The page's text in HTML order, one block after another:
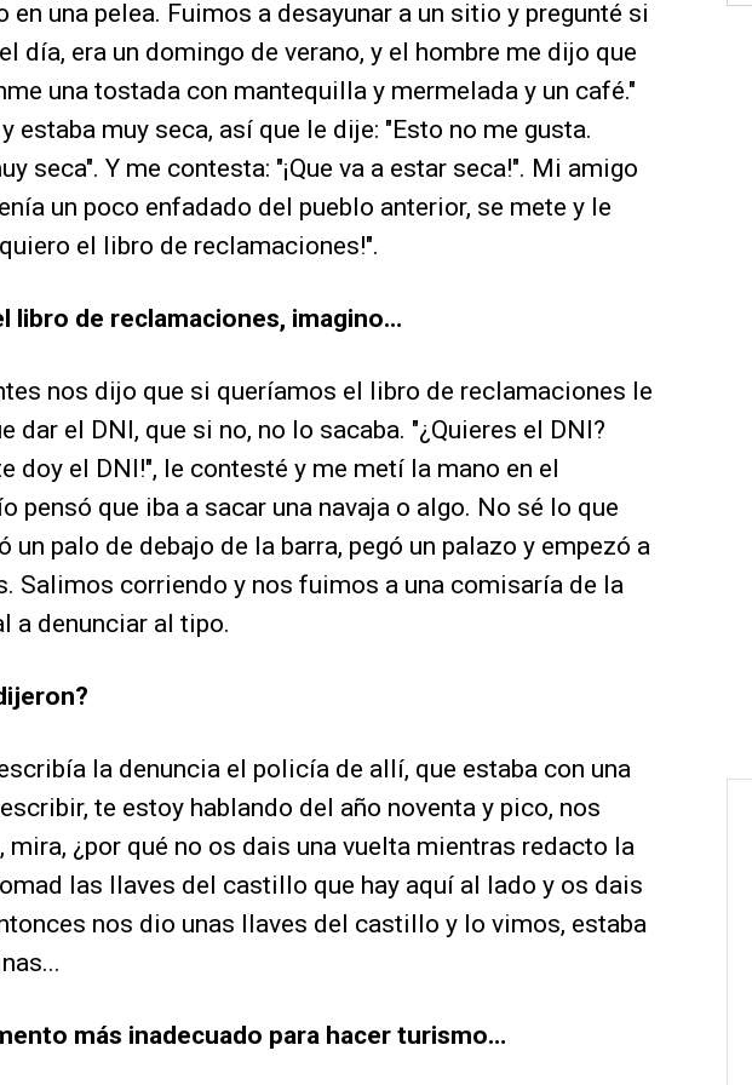
en una pelea. Fuimos a desayunar a un sitio y pregunté si
día, era un domingo de verano, y el hombre me dijo que
una tostada con mantequilla y mermelada y un café."
estaba muy seca, así que le dije: "Esto no me gusta.
seca". Y me contesta: "¡Que va a estar seca!". Mi amigo
un poco enfadado del pueblo anterior, se mete y le
el libro de reclamaciones!".
libro de reclamaciones, imagino…
nos dijo que si queríamos el libro de reclamaciones le
dar el DNI, que si no, no lo sacaba. "¿Quieres el DNI?
doy el DNI!", le contesté y me metí la mano en el
pensó que iba a sacar una navaja o algo. No sé lo que
un palo de debajo de la barra, pegó un palazo y empezó a
Salimos corriendo y nos fuimos a una comisaría de la
a denunciar al tipo.
la denuncia el policía de allí, que estaba con una
te estoy hablando del año noventa y pico, nos
mira, ¿por qué no os dais una vuelta mientras redacto la
las llaves del castillo que hay aquí al lado y os dais
nos dio unas llaves del castillo y lo vimos, estaba
más inadecuado para hacer turismo…